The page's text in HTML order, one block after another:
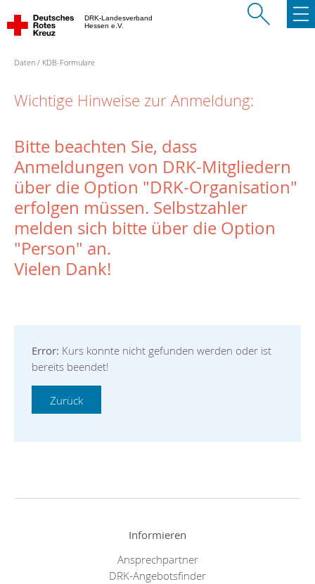
DRK-Landesverband
Hessen e.V.
Daten KDB-Formulare
Wichtige Hinweise zur Anmeldung:
Bitte beachten Sie, dass
Anmeldungen von DRK-Mitgliedern
über die Option "DRK-Organisation"
erfolgen müssen. Selbstzahler
melden sich bitte über die Option
"Person" an.
Vielen Dank!
Error: Kurs konnte nicht gefunden werden oder ist
bereits beendet!
Informieren
Ansprechpartner
DRK-Angebotsfinder